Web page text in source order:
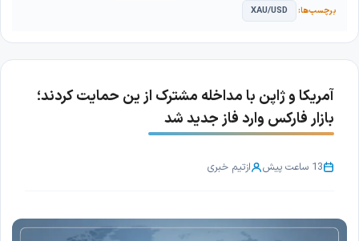
XAU/USD
آمریکا و ژاپن با مداخله مشترک از ین حمایت کردند؛
بازار فارکس وارد فاز جدید شد
13 ساعت پیش ازتیم خبری